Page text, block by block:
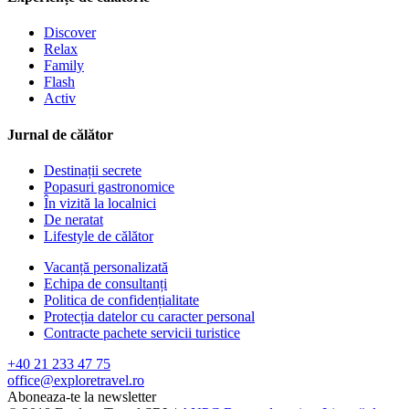
Discover
Relax
Family
Flash
Activ
Jurnal de călător
Destinații secrete
Popasuri gastronomice
În vizită la localnici
De neratat
Lifestyle de călător
Vacanță personalizată
Echipa de consultanți
Politica de confidențialitate
Protecția datelor cu caracter personal
Contracte pachete servicii turistice
+40 21 233 47 75
office@exploretravel.ro
Aboneaza-te la newsletter